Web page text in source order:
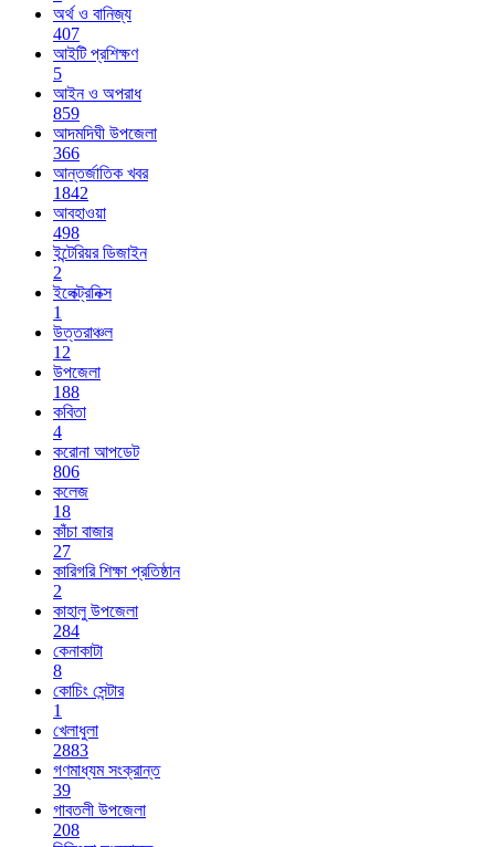
অর্থ ও বানিজ্য
407
আইটি প্রশিক্ষণ
5
আইন ও অপরাধ
859
আদমদিঘী উপজেলা
366
আন্তর্জাতিক খবর
1842
আবহাওয়া
498
ইন্টেরিয়র ডিজাইন
2
ইলেক্ট্রনিক্স
1
উত্তরাঞ্চল
12
উপজেলা
188
কবিতা
4
করোনা আপডেট
806
কলেজ
18
কাঁচা বাজার
27
কারিগরি শিক্ষা প্রতিষ্ঠান
2
কাহালু উপজেলা
284
কেনাকাটা
8
কোচিং সেন্টার
1
খেলাধুলা
2883
গণমাধ্যম সংক্রান্ত
39
গাবতলী উপজেলা
208